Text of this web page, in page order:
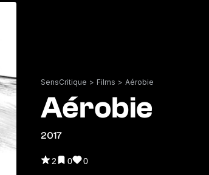
SensCritique > Films > Aérobie
Aérobie
2017
2 0 0